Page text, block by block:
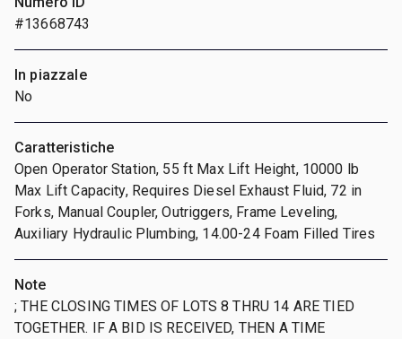
#13668743
In piazzale
No
Caratteristiche
Open Operator Station, 55 ft Max Lift Height, 10000 lb
Max Lift Capacity, Requires Diesel Exhaust Fluid, 72 in
Forks, Manual Coupler, Outriggers, Frame Leveling,
Auxiliary Hydraulic Plumbing, 14.00-24 Foam Filled Tires
Note
; THE CLOSING TIMES OF LOTS 8 THRU 14 ARE TIED
TOGETHER. IF A BID IS RECEIVED, THEN A TIME